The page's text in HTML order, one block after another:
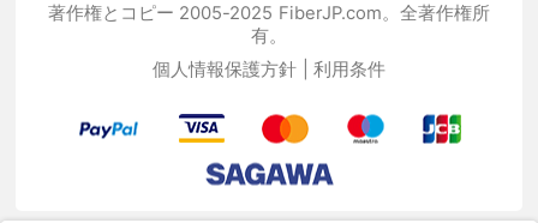
著作権とコピー 2005-2025 FiberJP.com。全著作権所
有。
個人情報保護方針
利用条件